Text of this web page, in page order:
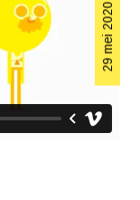
29 mei 2020